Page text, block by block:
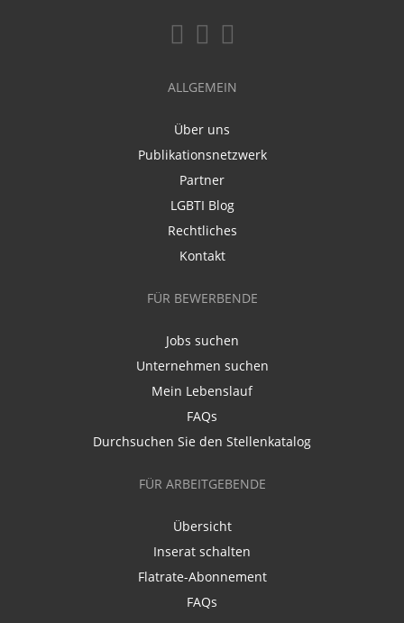
ALLGEMEIN
Über uns
Publikationsnetzwerk
Partner
LGBTI Blog
Rechtliches
Kontakt
FÜR BEWERBENDE
Jobs suchen
Unternehmen suchen
Mein Lebenslauf
FAQs
Durchsuchen Sie den Stellenkatalog
FÜR ARBEITGEBENDE
Übersicht
Inserat schalten
Flatrate-Abonnement
FAQs